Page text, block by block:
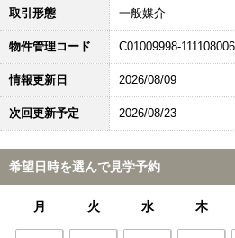
取引形態 一般媒介
物件管理コード C01009998-
情報更新日 2026/08/09
次回更新予定 2026/08/23
希望日時を選んで見学予約
月 火 水 木